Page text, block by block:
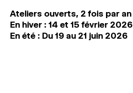
Ateliers ouverts, 2 fois par an
En hiver : 14 et 15 février 2026
En été : Du 19 au 21 juin 2026